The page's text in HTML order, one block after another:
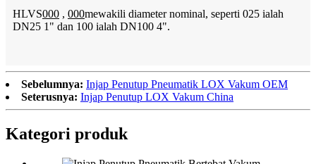
HLVS000 , 000mewakili diameter nominal, seperti 025 ialah
DN25 1" dan 100 ialah DN100 4".
Sebelumnya: Injap Penutup Pneumatik LOX Vakum OEM
Seterusnya: Injap Penutup LOX Vakum China
Kategori produk